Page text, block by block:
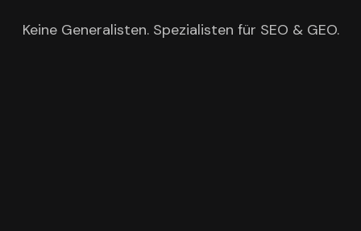
Keine Generalisten. Spezialisten für SEO & GEO.